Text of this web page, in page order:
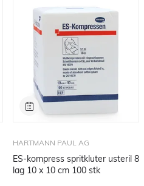
HARTMANN PAUL AG
ES-kompress spritkluter usteril 8
lag 10 x 10 cm 100 stk